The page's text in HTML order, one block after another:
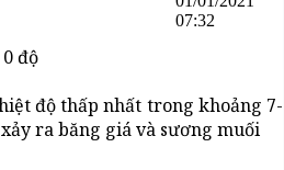
07:32
độ
độ thấp nhất trong khoảng 7-
ra băng giá và sương muối